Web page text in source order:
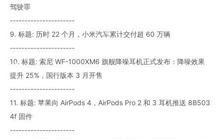
驾驶罪
----------------------
9. 标题: 历时 22 个月，小米汽车累计交付超 60 万辆
----------------------
10. 标题: 索尼 WF-1000XM6 旗舰降噪耳机正式发布：降噪效果
提升 25%，国行版本 3 月开售
----------------------
11. 标题: 苹果向 AirPods 4，AirPods Pro 2 和 3 耳机推送 8B503
4f 固件
----------------------